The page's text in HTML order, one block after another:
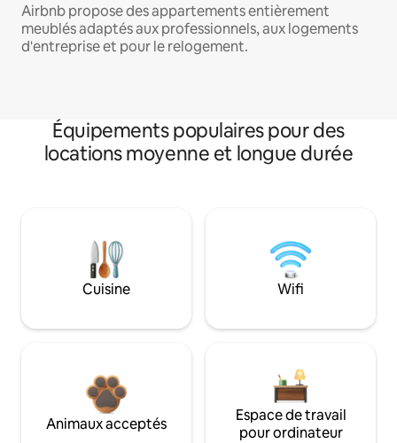
Airbnb propose des appartements entièrement
meublés adaptés aux professionnels, aux logements
d'entreprise et pour le relogement.
Équipements populaires pour des
locations moyenne et longue durée
Cuisine Wifi
Animaux acceptés
Espace de travail
pour ordinateur